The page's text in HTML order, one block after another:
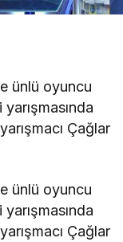
ünlü oyuncu
yarışmasında
Çağlar
ünlü oyuncu
yarışmasında
Çağlar